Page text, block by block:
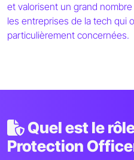
et valorisent un grand
les entreprises de la tech qui
particulièrement concernées.
Quel est le
Protection